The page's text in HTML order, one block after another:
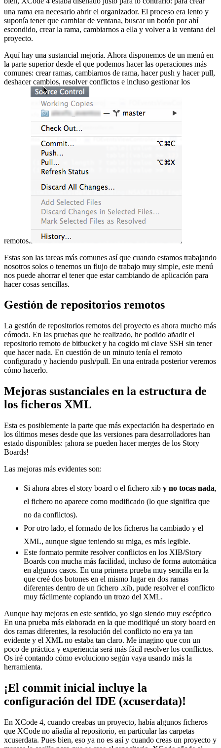
una rama era necesario abrir el organizador. El proceso era lento y
suponía tener que cambiar de ventana, buscar un botón por ahí
escondido, crear la rama, cambiarnos a ella y volver a la ventana del
proyecto.
Aquí hay una sustancial mejoría. Ahora disponemos de un menú en
la parte superior desde el que podemos hacer las operaciones más
comunes: crear ramas, cambiarnos de rama, hacer push y hacer pull,
deshacer cambios, resolver conflictos e incluso gestionar los
remotos.
Estas son las tareas más comunes así que cuando estamos trabajando
nosotros solos o tenemos un flujo de trabajo muy simple, este menú
nos puede ahorrar el tener que estar cambiando de aplicación para
hacer cosas sencillas.
Gestión de repositorios remotos
La gestión de repositorios remotos del proyecto es ahora mucho más
cómoda. En las pruebas que he realizado, he podido añadir el
repositorio remoto de bitbucket y ha cogido mi clave SSH sin tener
que hacer nada. En cuestión de un minuto tenía el remoto
configurado y haciendo push/pull. En una entrada posterior veremos
cómo hacerlo.
Mejoras sustanciales en la estructura de
los ficheros XML
Esta es posiblemente la parte que más expectación ha despertado en
los últimos meses desde que las versiones para desarrolladores han
estado disponibles: ¡ahora se pueden hacer merges de los Story
Boards!
Las mejoras más evidentes son:
Si ahora abres el story board o el fichero xib y no tocas nada,
el fichero no aparece como modificado (lo que significa que
no da conflictos).
Por otro lado, el formado de los ficheros ha cambiado y el
XML, aunque sigue teniendo su miga, es más legible.
Este formato permite resolver conflictos en los XIB/Story
Boards con mucha más facilidad, incluso de forma automática
en algunos casos. En una primera prueba muy sencilla en la
que creé dos botones en el mismo lugar en dos ramas
diferentes dentro de un fichero .xib, pude resolver el conflicto
muy fácilmente copiando un trozo del XML.
Aunque hay mejoras en este sentido, yo sigo siendo muy escéptico
En una prueba más elaborada en la que modifiqué un story board en
dos ramas diferentes, la resolución del conflicto no era ya tan
evidente y el XML no estaba tan claro. Me imagino que con un
poco de práctica y experiencia será más fácil resolver los conflictos.
Os iré contando cómo evoluciono según vaya usando más la
herramienta.
¡El commit inicial incluye la
configuración del IDE (xcuserdata)!
En XCode 4, cuando creabas un proyecto, había algunos ficheros
que XCode no añadía al repositorio, en particular las carpetas
xcuserdata. Pues bien, eso ya no es así y cuando creas un proyecto y